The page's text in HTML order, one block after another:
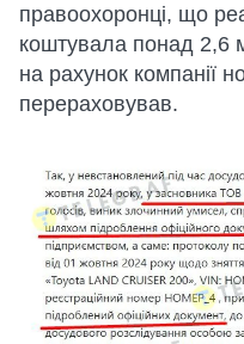
правоохоронці, що
коштувала понад 2,6
на рахунок компанії
перераховував.